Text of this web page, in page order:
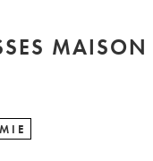
MAISON